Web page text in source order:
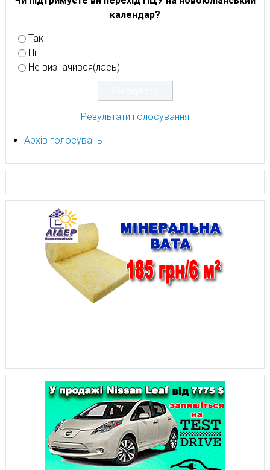
календар?
Так
Ні
Не визначився(лась)
Результати голосування
Архів голосувань